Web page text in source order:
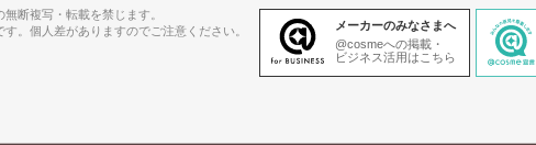
断複写・転載を禁じます。
。個人差がありますのでご注意ください。
メーカーのみなさまへ
@cosmeへの掲載・
ビジネス活用はこちら